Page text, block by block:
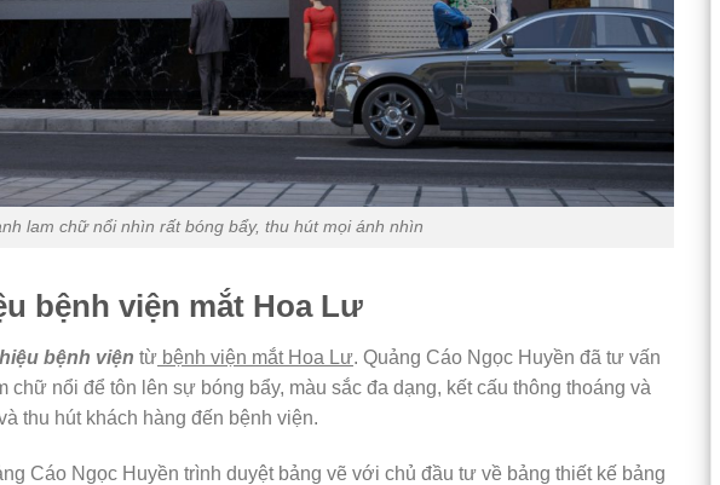
lam chữ nổi nhìn rất bóng bẩy, thu hút mọi ánh nhìn
bệnh viện mắt Hoa Lư
bệnh viện từ bệnh viện mắt Hoa Lư. Quảng Cáo Ngọc Huyền đã tư vấn
nổi để tôn lên sự bóng bẩy, màu sắc đa dạng, kết cấu thông thoáng và
thu hút khách hàng đến bệnh viện.
Cáo Ngọc Huyền trình duyệt bảng vẽ với chủ đầu tư về bảng thiết kế bảng